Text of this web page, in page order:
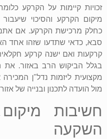
זכויות קיימות על הקרקע
מיקום הקרקע והסיכוי
כחלק מרכישת הקרקע. אם
סבא, כדאי שתדעו שזהו אחד
קרקעות ואם ישנה קרקע
בגלל הביקוש הרב באזור.
מקצועית ליזמות נדל"ן
מול הועדה לתכנון ובנייה של
חשיבות
השקעה